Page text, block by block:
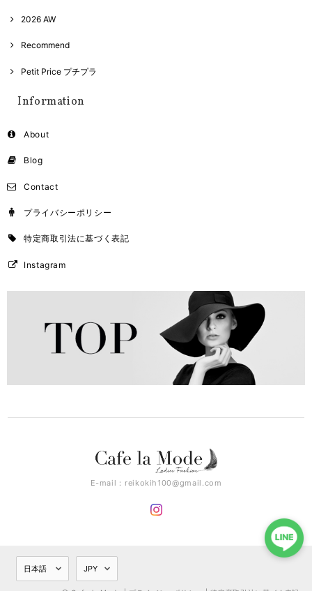
2026 AW
Recommend
Petit Price プチプラ
Information
About
Blog
Contact
プライバシーポリシー
特定商取引法に基づく表記
Instagram
E-mail： reikokih100@gmail.com